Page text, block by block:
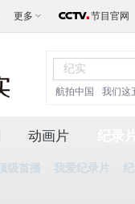
更多 节目官网
航拍中国 我们这
动画片
顶级首播 我爱纪录片